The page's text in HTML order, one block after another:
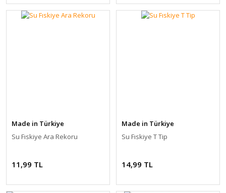
Made in Türkiye
Su Fıskiye Ara Rekoru
11,99 TL
Made in Türkiye
Su Fıskiye T Tip
14,99 TL